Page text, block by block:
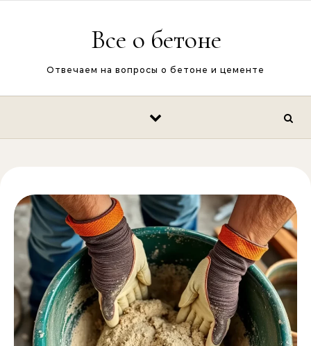
Все о бетоне
Отвечаем на вопросы о бетоне и цементе